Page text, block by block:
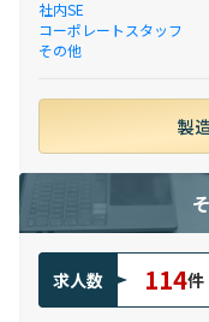
社内SE
コーポレートスタッフ
その他
製
求人数 114件